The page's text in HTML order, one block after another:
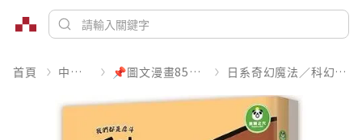
首頁 中文書 📌圖文漫畫85折起 日系奇幻魔法／科幻冒險